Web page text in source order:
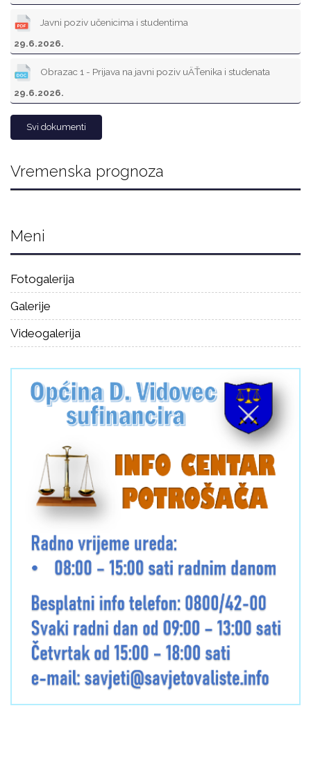
Javni poziv učenicima i studentima
29.6.2026.
Obrazac 1 - Prijava na javni poziv uÄŤenika i studenata
29.6.2026.
Svi dokumenti
Vremenska prognoza
Meni
Fotogalerija
Galerije
Videogalerija